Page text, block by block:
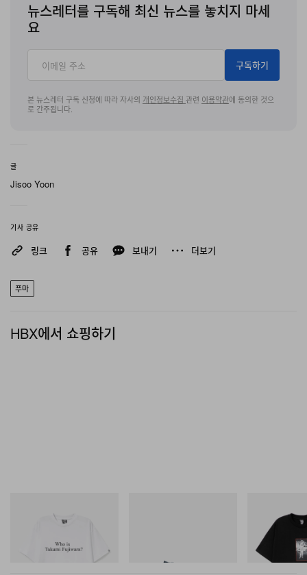
뉴스레터를 구독해 최신 뉴스를 놓치지 마세
요
구독하기
본 뉴스레터 구독 신청에 따라 자사의 개인정보수집 관련 이용약관에 동의한 것으
로 간주됩니다.
글
Jisoo Yoon
기사 공유
링크 공유 보내기 더보기
푸마
HBX에서 쇼핑하기
Billionaire Boys Club X Initial
D Cotton T-Shirt 3
BILLIONAIRE
INITIAL D
쇼핑하기